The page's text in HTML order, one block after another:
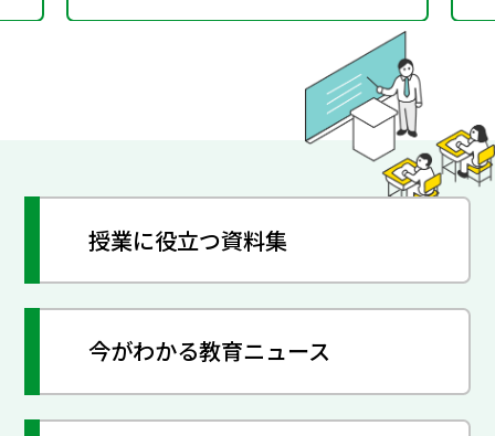
授業に役立つ資料集
今がわかる教育ニュース